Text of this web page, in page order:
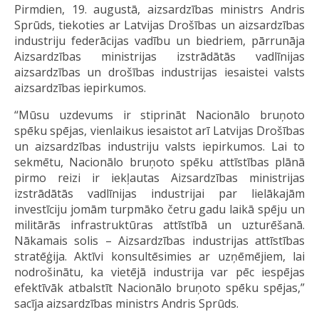
Pirmdien, 19. augustā, aizsardzības ministrs Andris
Sprūds, tiekoties ar Latvijas Drošības un aizsardzības
industriju federācijas vadību un biedriem, pārrunāja
Aizsardzības ministrijas izstrādātās vadlīnijas
aizsardzības un drošības industrijas iesaistei valsts
aizsardzības iepirkumos.
“Mūsu uzdevums ir stiprināt Nacionālo bruņoto
spēku spējas, vienlaikus iesaistot arī Latvijas Drošības
un aizsardzības industriju valsts iepirkumos. Lai to
sekmētu, Nacionālo bruņoto spēku attīstības plānā
pirmo reizi ir iekļautas Aizsardzības ministrijas
izstrādātās vadlīnijas industrijai par lielākajām
investīciju jomām turpmāko četru gadu laikā spēju un
militārās infrastruktūras attīstībā un uzturēšanā.
Nākamais solis – Aizsardzības industrijas attīstības
stratēģija. Aktīvi konsultēsimies ar uzņēmējiem, lai
nodrošinātu, ka vietējā industrija var pēc iespējas
efektīvāk atbalstīt Nacionālo bruņoto spēku spējas,”
sacīja aizsardzības ministrs Andris Sprūds.